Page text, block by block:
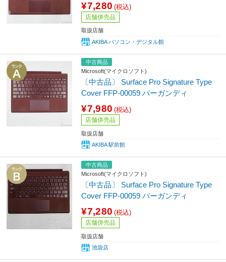
¥7,280 (税込)
店舗併売品
取扱店舗
AKIBA パソコン・デジタル館
中古商品
Microsoft(マイクロソフト)
〔中古品〕 Surface Pro Signature Type
Cover FFP-00059 バーガンディ
¥7,980 (税込)
店舗併売品
取扱店舗
AKIBA 駅前館
中古商品
Microsoft(マイクロソフト)
〔中古品〕 Surface Pro Signature Type
Cover FFP-00059 バーガンディ
¥7,280 (税込)
店舗併売品
取扱店舗
池袋店